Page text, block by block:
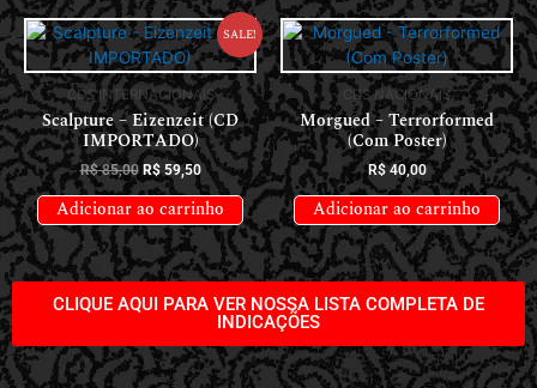
Sale!
CDS INTERNACIONAIS
Scalpture – Eizenzeit (CD
IMPORTADO)
R$85,00 R$59,50
Adicionar ao carrinho
CDS NACIONAIS
Morgued – Terrorformed
(Com Poster)
R$40,00
Adicionar ao carrinho
CLIQUE AQUI PARA VER NOSSA LISTA COMPLETA DE
INDICAÇÕES